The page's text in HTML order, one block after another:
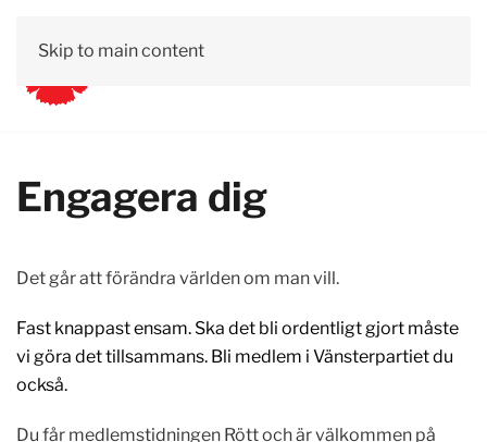
Skip to main content
Engagera dig
Det går att förändra världen om man vill.
Fast knappast ensam. Ska det bli ordentligt gjort måste
vi göra det tillsammans. Bli medlem i Vänsterpartiet du
också.
Du får medlemstidningen Rött och är välkommen på